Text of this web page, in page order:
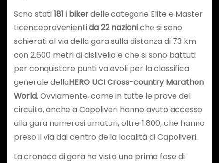
Sono stati181 i bikerdelle categorie Elite e Master
Licenceprovenientida 22 nazioniche si sono
schierati al via della gara sulla distanza di 73 km
con 2.600 metri di dislivello e che si sono battuti
per conquistare punti valevoli per la classifica
generale dellaHERO UCI Cross-country Marathon
World. Ovviamente, come in tutte le prove del
circuito, anche a Capoliveri hanno avuto accesso
alla gara numerosi amatori, oltre 1.800, che hanno
preso il via dal centro della località di Capoliveri.
La cronaca di gara ha visto una prima fase di